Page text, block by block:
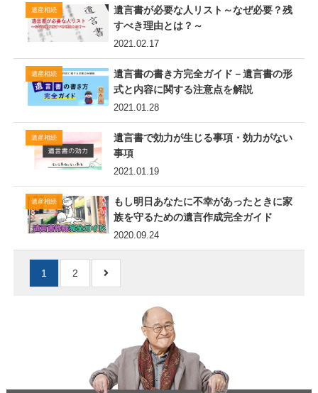
遺産相続
2021.02.17
遺言書が必要な人リスト～なぜ必要？残
すべき理由とは？～
遺産相続
2021.01.28
遺言書の書き方完全ガイド－遺言書の形
式と内容に関する注意点を解説
遺産相続
2021.01.19
遺言書で効力が生じる事項・効力がない
事項
遺産相続
2020.09.24
もし明日あなたに不幸があったときに家
族を守るための遺言作成完全ガイド
1 2